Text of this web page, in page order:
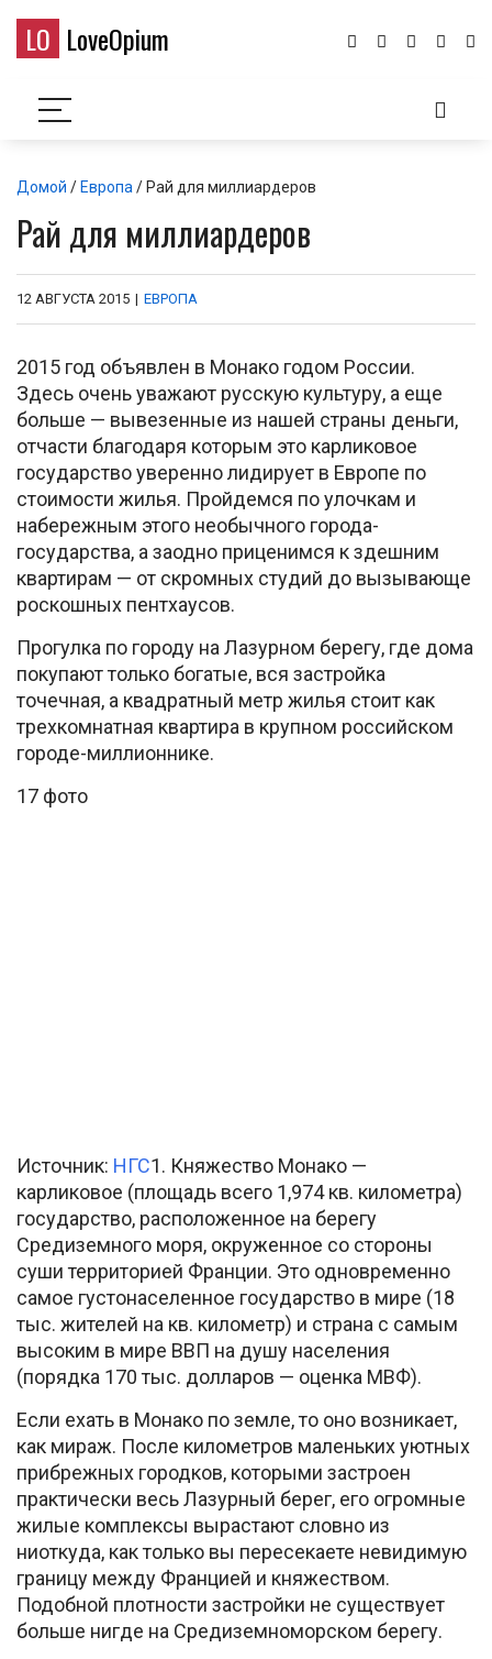
LO LoveOpium
Домой / Европа / Рай для миллиардеров
Рай для миллиардеров
12 АВГУСТА 2015 | ЕВРОПА
2015 год объявлен в Монако годом России.
Здесь очень уважают русскую культуру, а еще
больше — вывезенные из нашей страны деньги,
отчасти благодаря которым это карликовое
государство уверенно лидирует в Европе по
стоимости жилья. Пройдемся по улочкам и
набережным этого необычного города-
государства, а заодно приценимся к здешним
квартирам — от скромных студий до вызывающе
роскошных пентхаусов.
Прогулка по городу на Лазурном берегу, где дома
покупают только богатые, вся застройка
точечная, а квадратный метр жилья стоит как
трехкомнатная квартира в крупном российском
городе-миллионнике.
17 фото
Источник: НГС1. Княжество Монако —
карликовое (площадь всего 1,974 кв. километра)
государство, расположенное на берегу
Средиземного моря, окруженное со стороны
суши территорией Франции. Это одновременно
самое густонаселенное государство в мире (18
тыс. жителей на кв. километр) и страна с самым
высоким в мире ВВП на душу населения
(порядка 170 тыс. долларов — оценка МВФ).
Если ехать в Монако по земле, то оно возникает,
как мираж. После километров маленьких уютных
прибрежных городков, которыми застроен
практически весь Лазурный берег, его огромные
жилые комплексы вырастают словно из
ниоткуда, как только вы пересекаете невидимую
границу между Францией и княжеством.
Подобной плотности застройки не существует
больше нигде на Средиземноморском берегу.